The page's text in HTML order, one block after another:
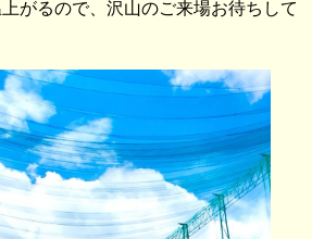
がるので、沢山のご来場お待ちして